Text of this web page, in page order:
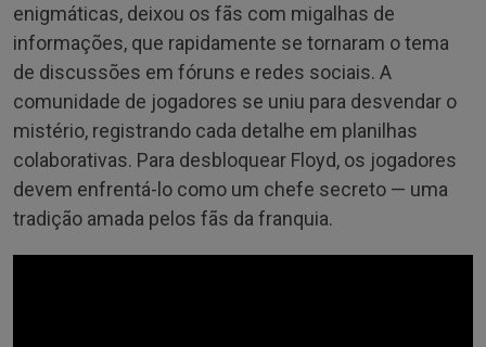
enigmáticas, deixou os fãs com migalhas de
informações, que rapidamente se tornaram o tema
de discussões em fóruns e redes sociais. A
comunidade de jogadores se uniu para desvendar o
mistério, registrando cada detalhe em planilhas
colaborativas. Para desbloquear Floyd, os jogadores
devem enfrentá-lo como um chefe secreto — uma
tradição amada pelos fãs da franquia.